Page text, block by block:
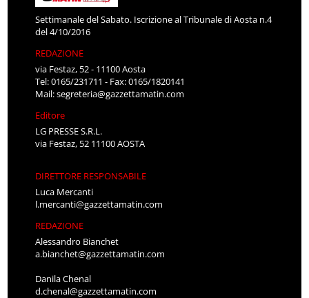
Settimanale del Sabato. Iscrizione al Tribunale di Aosta n.4
del 4/10/2016
REDAZIONE
via Festaz, 52 - 11100 Aosta
Tel: 0165/231711 - Fax: 0165/1820141
Mail:segreteria@gazzettamatin.com
Editore
LG PRESSE S.R.L.
via Festaz, 52 11100 AOSTA
DIRETTORE RESPONSABILE
Luca Mercanti
l.mercanti@gazzettamatin.com
REDAZIONE
Alessandro Bianchet
a.bianchet@gazzettamatin.com
Danila Chenal
d.chenal@gazzettamatin.com